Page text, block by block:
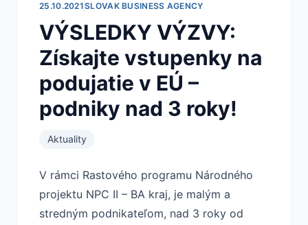
25.10.2021SLOVAK BUSINESS AGENCY
VÝSLEDKY VÝZVY:
Získajte vstupenky na
podujatie v EÚ –
podniky nad 3 roky!
Aktuality
V rámci Rastového programu Národného
projektu NPC II – BA kraj, je malým a
stredným podnikateľom, nad 3 roky od